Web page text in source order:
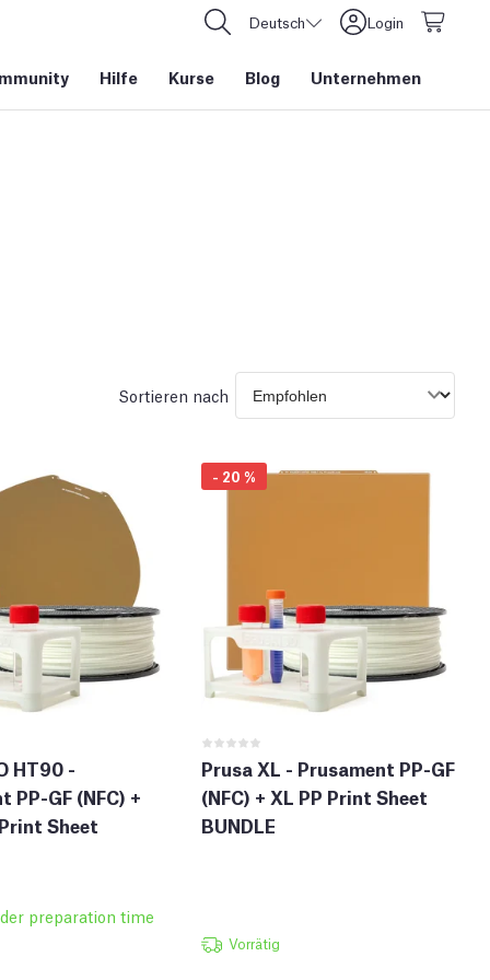
Deutsch Login
Hilfe Kurse Blog Unternehmen
Sortieren nach
HT90 -
PP-GF (NFC) +
Sheet
preparation time
- 20 %
Prusa XL - Prusament PP-GF
(NFC) + XL PP Print Sheet
BUNDLE
Vorrätig